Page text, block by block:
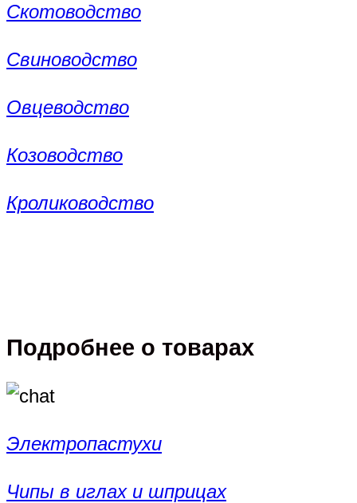
Скотоводство
Свиноводство
Овцеводство
Козоводство
Кролиководство
Подробнее о товарах
Электропастухи
Чипы в иглах и шприцах